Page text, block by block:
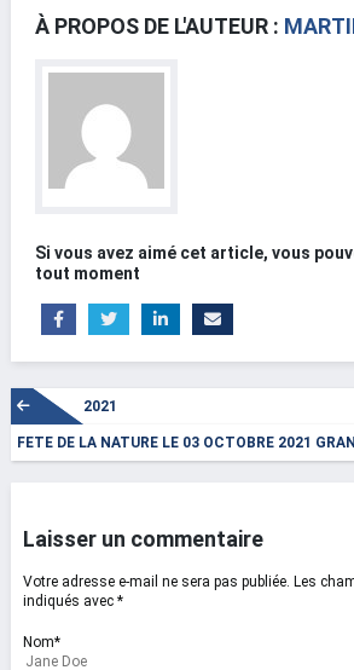
À PROPOS DE L'AUTEUR :
Si vous avez aimé cet article, vous
tout moment
2021
FETE DE LA NATURE LE 03 OCTOBRE 2021
Laisser un commentaire
Votre adresse e-mail ne sera pas publiée. Les
indiqués avec *
Nom*